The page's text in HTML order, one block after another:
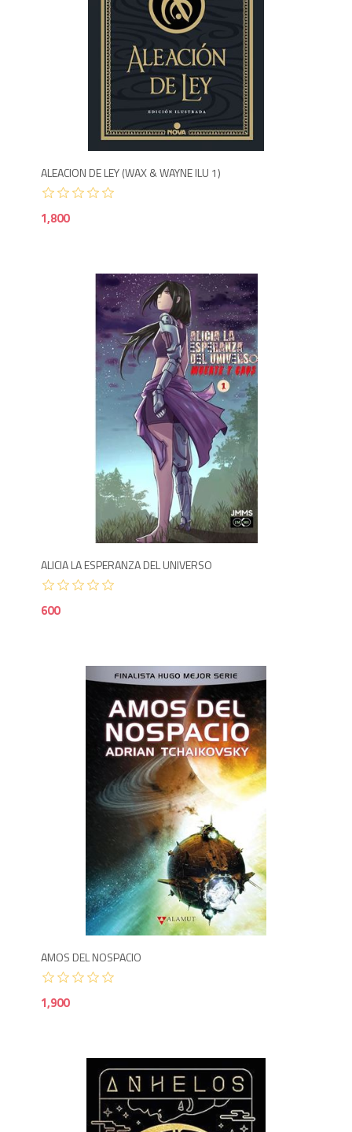
ALEACION DE LEY (WAX & WAYNE ILU 1)
1,800
ALICIA LA ESPERANZA DEL UNIVERSO
600
AMOS DEL NOSPACIO
1,900